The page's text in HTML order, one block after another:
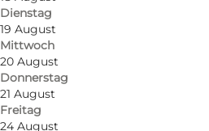
Dienstag
19 August
Mittwoch
20 August
Donnerstag
21 August
Freitag
24 August
5700 Svendborg